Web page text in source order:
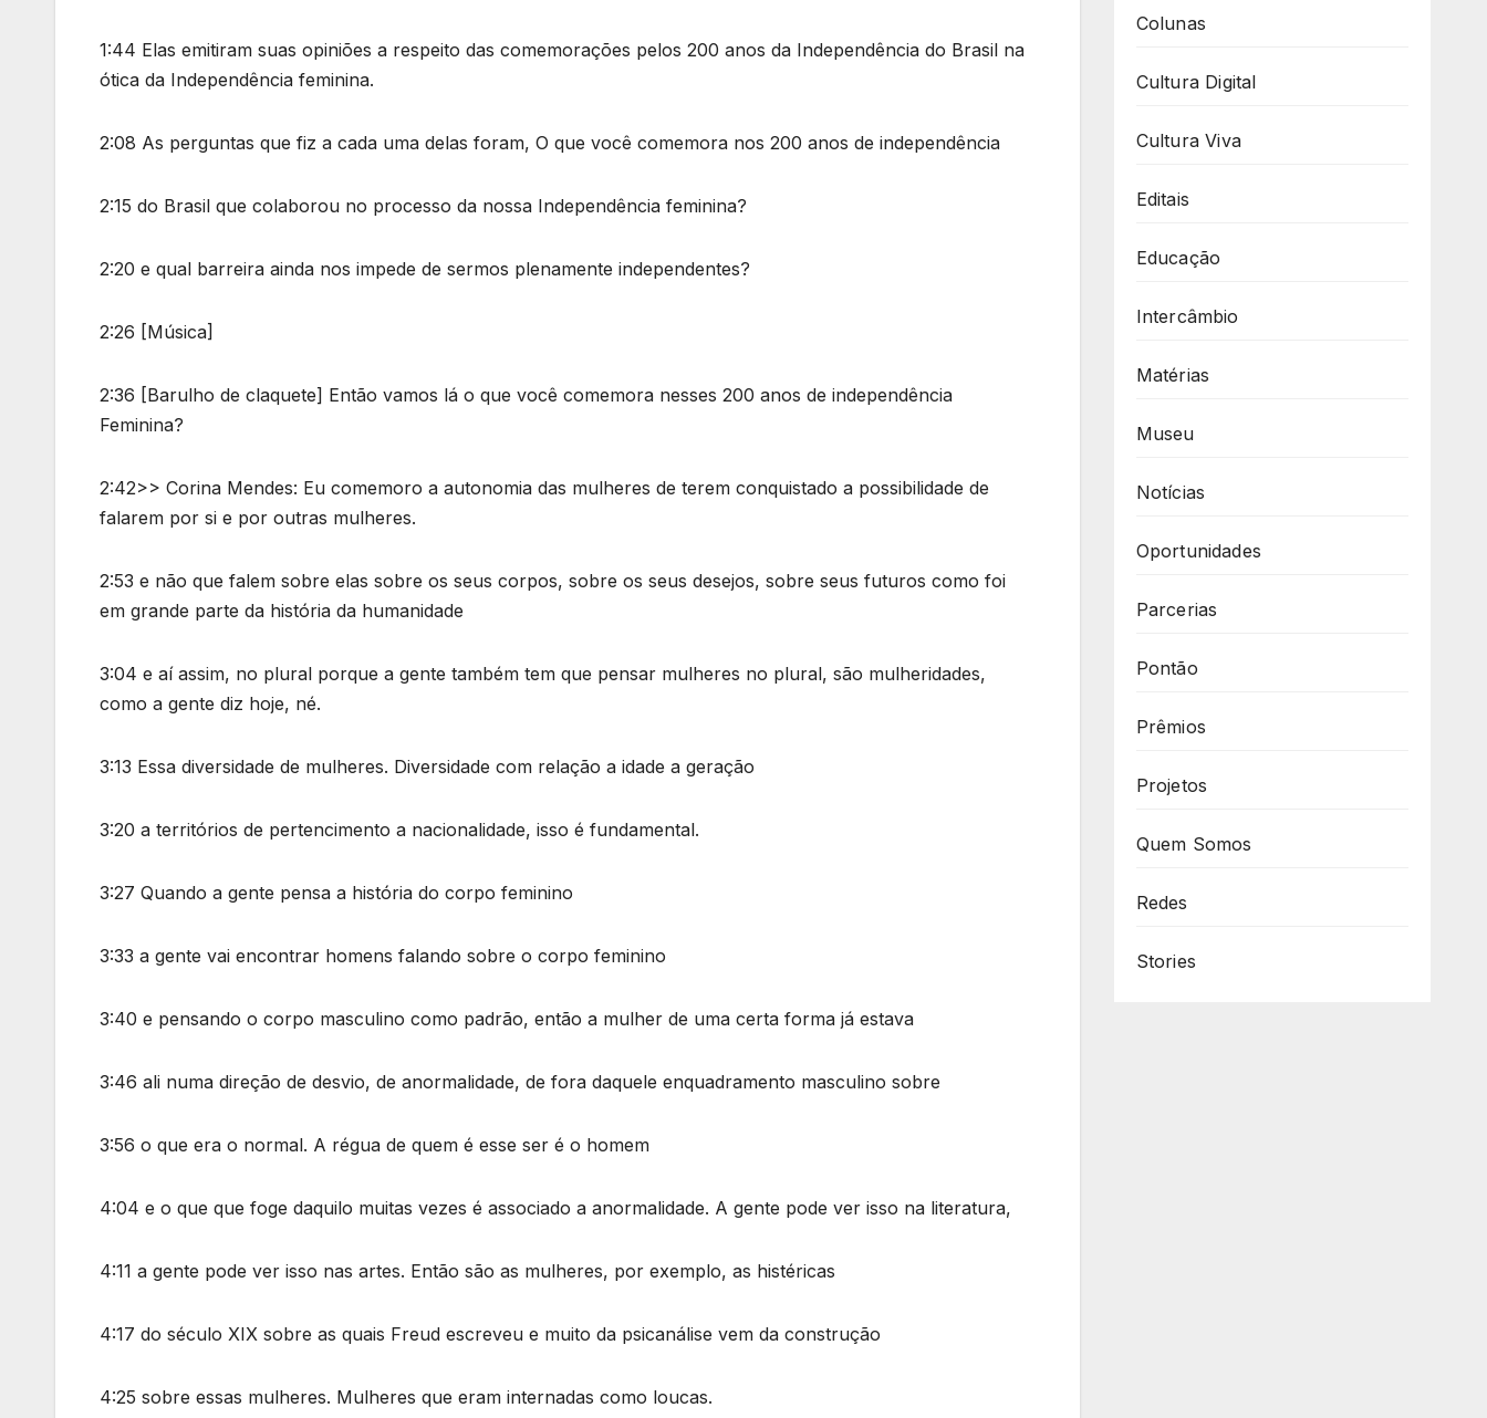
1:44 Elas emitiram suas opiniões a respeito das comemorações pelos 200 anos da Independência do Brasil na
ótica da Independência feminina.
2:08 As perguntas que fiz a cada uma delas foram, O que você comemora nos 200 anos de independência
2:15 do Brasil que colaborou no processo da nossa Independência feminina?
2:20 e qual barreira ainda nos impede de sermos plenamente independentes?
2:26 [Música]
2:36 [Barulho de claquete] Então vamos lá o que você comemora nesses 200 anos de independência
Feminina?
2:42>> Corina Mendes: Eu comemoro a autonomia das mulheres de terem conquistado a possibilidade de
falarem por si e por outras mulheres.
2:53 e não que falem sobre elas sobre os seus corpos, sobre os seus desejos, sobre seus futuros como foi
em grande parte da história da humanidade
3:04 e aí assim, no plural porque a gente também tem que pensar mulheres no plural, são mulheridades,
como a gente diz hoje, né.
3:13 Essa diversidade de mulheres. Diversidade com relação a idade a geração
3:20 a territórios de pertencimento a nacionalidade, isso é fundamental.
3:27 Quando a gente pensa a história do corpo feminino
3:33 a gente vai encontrar homens falando sobre o corpo feminino
3:40 e pensando o corpo masculino como padrão, então a mulher de uma certa forma já estava
3:46 ali numa direção de desvio, de anormalidade, de fora daquele enquadramento masculino sobre
3:56 o que era o normal. A régua de quem é esse ser é o homem
4:04 e o que que foge daquilo muitas vezes é associado a anormalidade. A gente pode ver isso na literatura,
4:11 a gente pode ver isso nas artes. Então são as mulheres, por exemplo, as histéricas
4:17 do século XIX sobre as quais Freud escreveu e muito da psicanálise vem da construção
4:25 sobre essas mulheres. Mulheres que eram internadas como loucas.
Colunas
Cultura Digital
Cultura Viva
Editais
Educação
Intercâmbio
Matérias
Museu
Notícias
Oportunidades
Parcerias
Pontão
Prêmios
Projetos
Quem Somos
Redes
Stories